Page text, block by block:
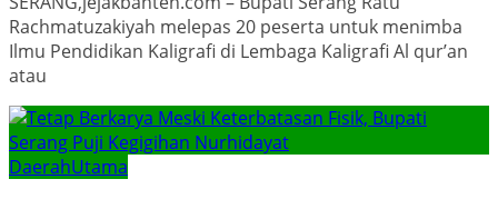
Rachmatuzakiyah melepas 20 peserta untuk menimba
Ilmu Pendidikan Kaligrafi di Lembaga Kaligrafi Al qur’an
atau
DaerahUtama